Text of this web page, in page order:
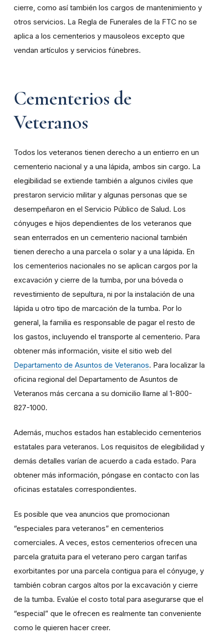
cierre, como así también los cargos de mantenimiento y
otros servicios. La Regla de Funerales de la FTC no se
aplica a los cementerios y mausoleos excepto que
vendan artículos y servicios fúnebres.
Cementerios de
Veteranos
Todos los veteranos tienen derecho a un entierro en un
cementerio nacional y a una lápida, ambos sin cargo. La
elegibilidad se extiende también a algunos civiles que
prestaron servicio militar y algunas personas que se
desempeñaron en el Servicio Público de Salud. Los
cónyuges e hijos dependientes de los veteranos que
sean enterrados en un cementerio nacional también
tienen derecho a una parcela o solar y a una lápida. En
los cementerios nacionales no se aplican cargos por la
excavación y cierre de la tumba, por una bóveda o
revestimiento de sepultura, ni por la instalación de una
lápida u otro tipo de marcación de la tumba. Por lo
general, la familia es responsable de pagar el resto de
los gastos, incluyendo el transporte al cementerio. Para
obtener más información, visite el sitio web del
Departamento de Asuntos de Veteranos. Para localizar la
oficina regional del Departamento de Asuntos de
Veteranos más cercana a su domicilio llame al 1-800-
827-1000.
Además, muchos estados han establecido cementerios
estatales para veteranos. Los requisitos de elegibilidad y
demás detalles varían de acuerdo a cada estado. Para
obtener más información, póngase en contacto con las
oficinas estatales correspondientes.
Es posible que vea anuncios que promocionan
“especiales para veteranos” en cementerios
comerciales. A veces, estos cementerios ofrecen una
parcela gratuita para el veterano pero cargan tarifas
exorbitantes por una parcela contigua para el cónyuge, y
también cobran cargos altos por la excavación y cierre
de la tumba. Evalúe el costo total para asegurarse que el
“especial” que le ofrecen es realmente tan conveniente
como le quieren hacer creer.